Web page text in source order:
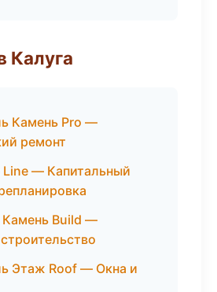
Калуга
Камень Pro —
ремонт
— Капитальный
Камень Build —
Этаж Roof — Окна и